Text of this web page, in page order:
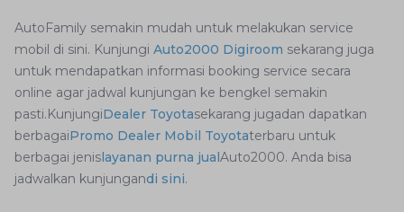
AutoFamily semakin mudah untuk melakukan service
mobil di sini. Kunjungi Auto2000 Digiroom sekarang juga
untuk mendapatkan informasi booking service secara
online agar jadwal kunjungan ke bengkel semakin
pasti.KunjungiDealer Toyotasekarang jugadan dapatkan
berbagaiPromo Dealer Mobil Toyotaterbaru untuk
berbagai jenislayanan purna jualAuto2000. Anda bisa
jadwalkan kunjungandi sini.